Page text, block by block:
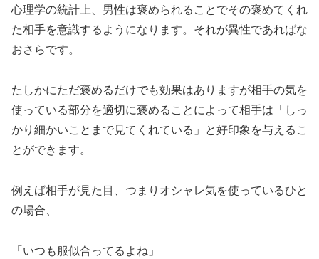
心理学の統計上、男性は褒められることでその褒めてくれ
た相手を意識するようになります。それが異性であればな
おさらです。
たしかにただ褒めるだけでも効果はありますが相手の気を
使っている部分を適切に褒めることによって相手は「しっ
かり細かいことまで見てくれている」と好印象を与えるこ
とができます。
例えば相手が見た目、つまりオシャレ気を使っているひと
の場合、
「いつも服似合ってるよね」